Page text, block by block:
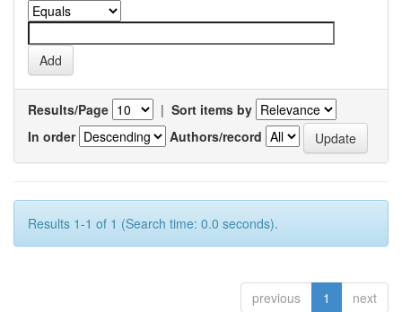
Results/Page | Sort items by
In order
Authors/record
Results 1-1 of 1 (Search time: 0.0 seconds).
previous 1 next